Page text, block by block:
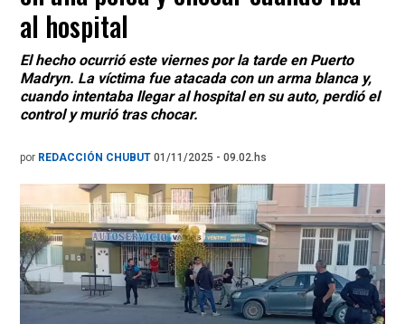
al hospital
El hecho ocurrió este viernes por la tarde en Puerto
Madryn. La víctima fue atacada con un arma blanca y,
cuando intentaba llegar al hospital en su auto, perdió el
control y murió tras chocar.
por REDACCIÓN CHUBUT 01/11/2025 - 09.02.hs